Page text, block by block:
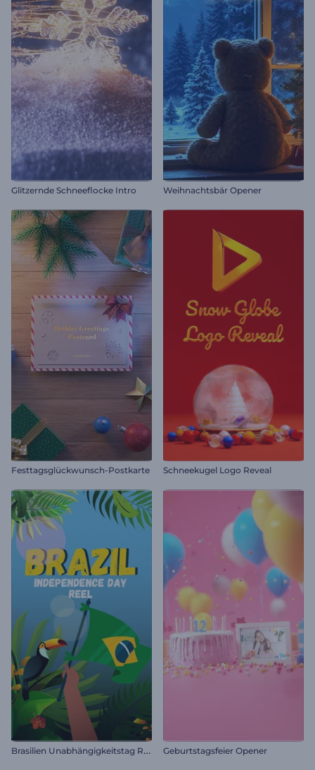
Glitzernde Schneeflocke Intro Weihnachtsbär Opener
Festtagsglückwunsch-Postkarte Schneekugel Logo Reveal
B
rasilien Unabhängigkeitstag Reel Geburtstagsfeier Opener